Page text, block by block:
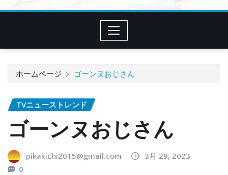
ホームページ ゴーンヌおじさん
TVニューストレンド
ゴーンヌおじさん
pikakichi2015@gmail.com
3月 29, 2023
0